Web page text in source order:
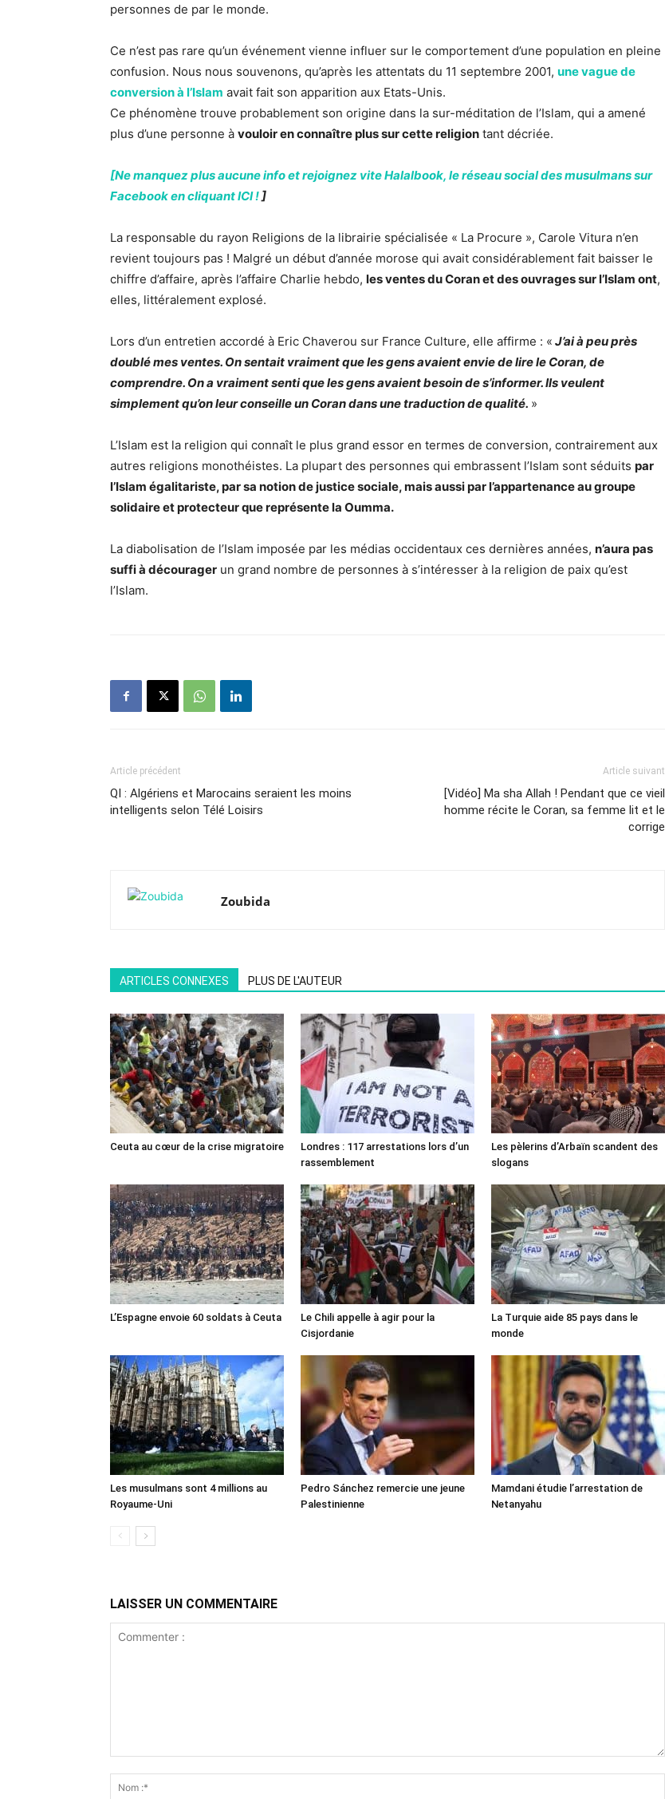
personnes de par le monde.
Ce n’est pas rare qu’un événement vienne influer sur le comportement d’une population en pleine
confusion. Nous nous souvenons, qu’après les attentats du 11 septembre 2001, une vague de
conversion à l’Islam avait fait son apparition aux Etats-Unis.
Ce phénomène trouve probablement son origine dans la sur-méditation de l’Islam, qui a amené
plus d’une personne à vouloir en connaître plus sur cette religion tant décriée.
[Ne manquez plus aucune info et rejoignez vite Halalbook, le réseau social des musulmans sur
Facebook en cliquant ICI !]
La responsable du rayon Religions de la librairie spécialisée « La Procure », Carole Vitura n’en
revient toujours pas ! Malgré un début d’année morose qui avait considérablement fait baisser le
chiffre d’affaire, après l’affaire Charlie hebdo, les ventes du Coran et des ouvrages sur l’Islam ont,
elles, littéralement explosé.
Lors d’un entretien accordé à Eric Chaverou sur France Culture, elle affirme : « J’ai à peu près
doublé mes ventes. On sentait vraiment que les gens avaient envie de lire le Coran, de
comprendre. On a vraiment senti que les gens avaient besoin de s’informer. Ils veulent
simplement qu’on leur conseille un Coran dans une traduction de qualité. »
L’Islam est la religion qui connaît le plus grand essor en termes de conversion, contrairement aux
autres religions monothéistes. La plupart des personnes qui embrassent l’Islam sont séduits par
l’Islam égalitariste, par sa notion de justice sociale, mais aussi par l’appartenance au groupe
solidaire et protecteur que représente la Oumma.
La diabolisation de l’Islam imposée par les médias occidentaux ces dernières années, n’aura pas
suffi à décourager un grand nombre de personnes à s’intéresser à la religion de paix qu’est
l’Islam.
Article précédent
QI : Algériens et Marocains seraient les moins
intelligents selon Télé Loisirs
Article suivant
[Vidéo] Ma sha Allah ! Pendant que ce vieil
homme récite le Coran, sa femme lit et le
corrige
Zoubida
ARTICLES CONNEXES PLUS DE L'AUTEUR
Ceuta au cœur de la crise migratoire
Londres : 117 arrestations lors d’un
rassemblement
Les pèlerins d’Arbaïn scandent des
slogans
L’Espagne envoie 60 soldats à Ceuta
Le Chili appelle à agir pour la
Cisjordanie
La Turquie aide 85 pays dans le
monde
Les musulmans sont 4 millions au
Royaume-Uni
Pedro Sánchez remercie une jeune
Palestinienne
Mamdani étudie l’arrestation de
Netanyahu
LAISSER UN COMMENTAIRE